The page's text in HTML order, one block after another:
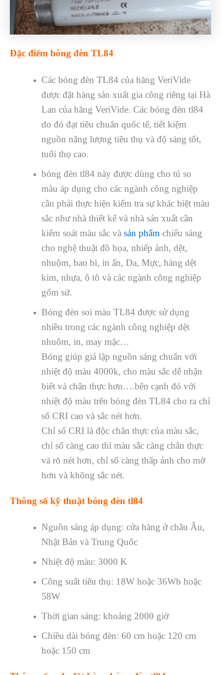
Đặc điểm bóng đèn TL84
Các bóng đèn TL84 của hãng VeriVide
được đặt hàng sản xuất gia công riêng tại Hà
Lan của hãng VeriVide. Các bóng đèn tl84
do đó đạt tiêu chuẩn quốc tế, tiết kiệm
nguồn năng lượng tiêu thụ và độ sáng tốt,
tuổi thọ cao.
bóng đèn tl84 này được dùng cho tủ so
màu áp dụng cho các ngành công nghiệp
cần phải thực hiện kiểm tra sự khác biệt màu
sắc như nhà thiết kế và nhà sản xuất cần
kiểm soát màu sắc và sản phẩm chiếu sáng
cho nghệ thuật đồ họa, nhiếp ảnh, dệt,
nhuộm, bao bì, in ấn, Da, Mực, hàng dệt
kim, nhựa, ô tô và các ngành công nghiệp
gốm sứ.
Bóng đèn soi màu TL84 được sử dụng
nhiều trong các ngành công nghiệp dệt
nhuôm, in, may mặc…
Bóng giúp giả lập nguồn sáng chuẩn với
nhiệt độ màu 4000k, cho màu sắc dễ nhận
biết và chân thực hơn….bên cạnh đó với
nhiệt độ màu trên bóng đèn TL84 cho ra chỉ
số CRI cao và sắc nét hơn.
Chỉ số CRI là độc chân thực của màu sắc,
chỉ số càng cao thì màu sắc càng chân thực
và rõ nét hơn, chỉ số càng thấp ảnh cho mờ
hơn và không sắc nét.
Thông số kỹ thuật bóng đèn tl84
Nguồn sáng áp dụng: cửa hàng ở châu Âu,
Nhật Bản và Trung Quốc
Nhiệt độ màu: 3000 K
Công suất tiêu thụ: 18W hoặc 36Wb hoặc
58W
Thời gian sáng: khoảng 2000 giờ
Chiều dài bóng đèn: 60 cm hoặc 120 cm
hoặc 150 cm